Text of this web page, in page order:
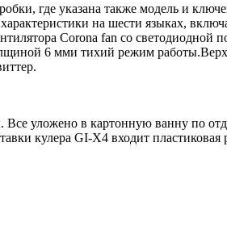
где указана также модель и
на шести языках,
Corona fan со светодиодной
6 мми тихий режим
уложено в картонную ванну по
кулера GI-X4 входит